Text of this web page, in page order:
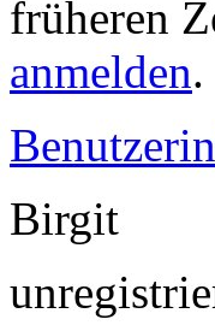
früheren
anmelden.
Birgit